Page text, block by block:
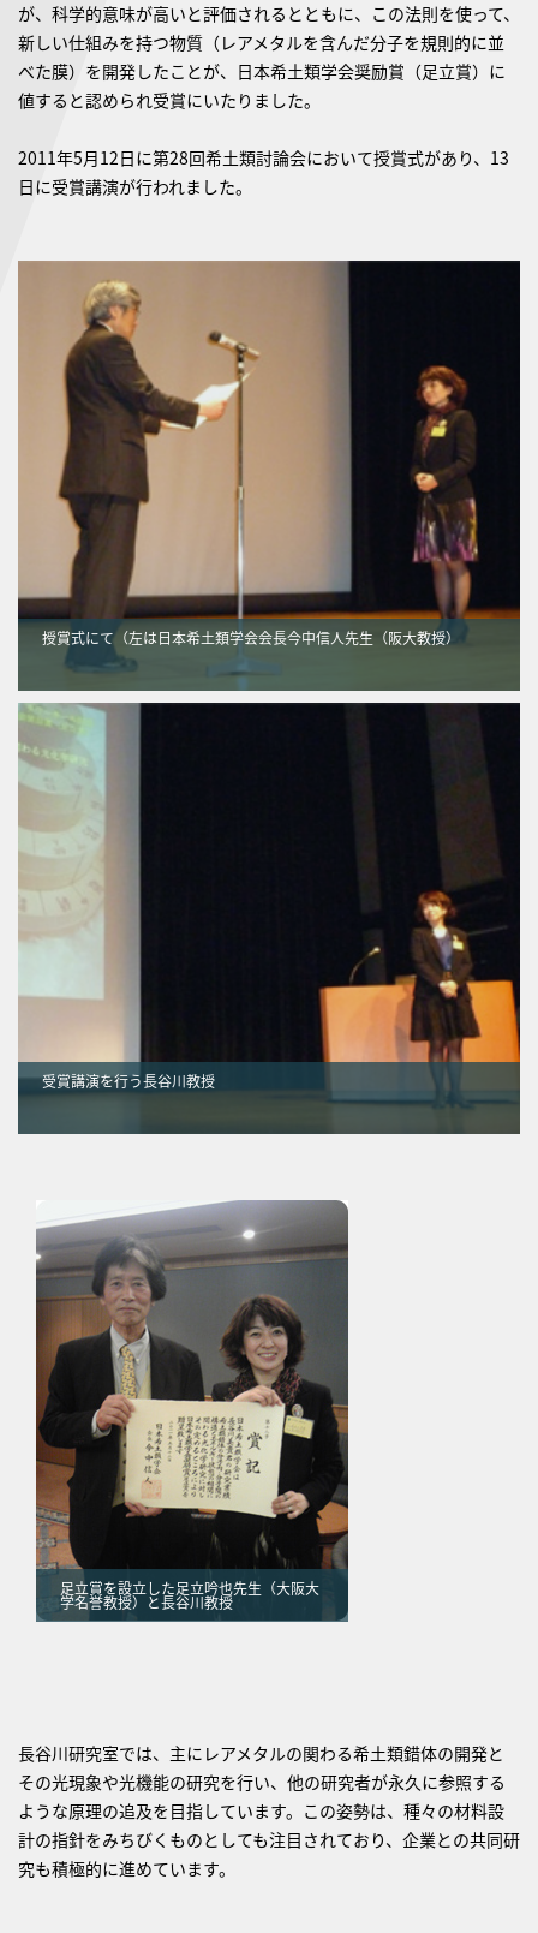
が、科学的意味が高いと評価されるとともに、この法則を使って、
新しい仕組みを持つ物質（レアメタルを含んだ分子を規則的に並
べた膜）を開発したことが、日本希土類学会奨励賞（足立賞）に
値すると認められ受賞にいたりました。
2011年5月12日に第28回希土類討論会において授賞式があり、13
日に受賞講演が行われました。
授賞式にて（左は日本希土類学会会長今中信人先生（阪大教授）
受賞講演を行う長谷川教授
足立賞を設立した足立吟也先生（大阪大
学名誉教授）と長谷川教授
長谷川研究室では、主にレアメタルの関わる希土類錯体の開発と
その光現象や光機能の研究を行い、他の研究者が永久に参照する
ような原理の追及を目指しています。この姿勢は、種々の材料設
計の指針をみちびくものとしても注目されており、企業との共同研
究も積極的に進めています。